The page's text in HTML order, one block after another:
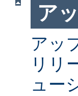
ア
アッ
リリ
ュー